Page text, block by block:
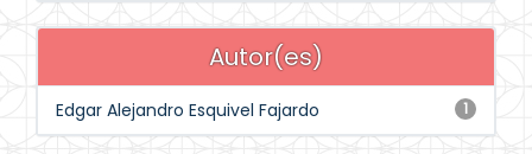
Autor(es)
1
Edgar Alejandro Esquivel Fajardo